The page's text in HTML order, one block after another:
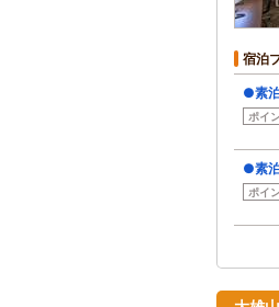
宿泊
●素
ポイ
●素
ポイ